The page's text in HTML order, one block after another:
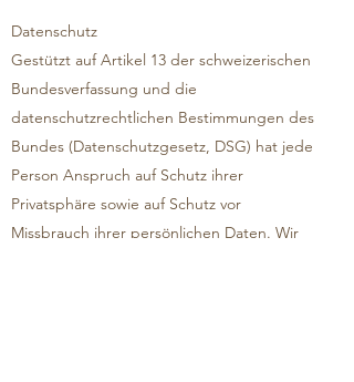
Datenschutz
Gestützt auf Artikel 13 der schweizerischen
Bundesverfassung und die
datenschutzrechtlichen Bestimmungen des
Bundes (Datenschutzgesetz, DSG) hat jede
Person Anspruch auf Schutz ihrer
Privatsphäre sowie auf Schutz vor
Missbrauch ihrer persönlichen Daten. Wir